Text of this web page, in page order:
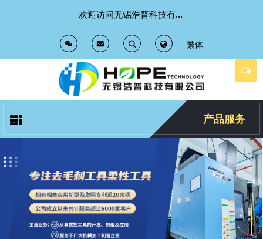
欢迎访问无锡浩普科技有限公司 官方网站
T
o
g
g
e
T
o
g
g
S
繁体
产品服务